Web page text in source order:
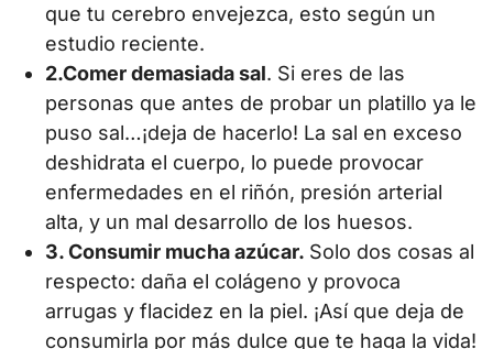
que tu cerebro envejezca, esto según un
estudio reciente.
2.Comer demasiada sal. Si eres de las
personas que antes de probar un platillo ya le
puso sal…¡deja de hacerlo! La sal en exceso
deshidrata el cuerpo, lo puede provocar
enfermedades en el riñón, presión arterial
alta, y un mal desarrollo de los huesos.
3. Consumir mucha azúcar. Solo dos cosas al
respecto: daña el colágeno y provoca
arrugas y flacidez en la piel. ¡Así que deja de
consumirla por más dulce que te haga la vida!